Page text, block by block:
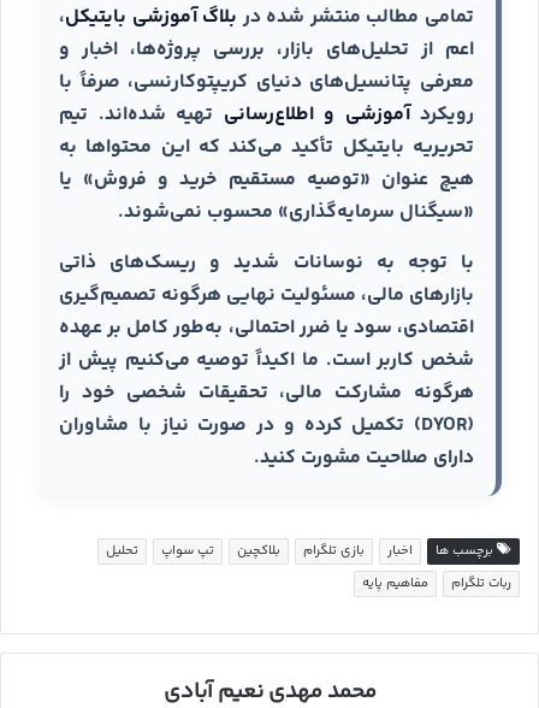
تمامی مطالب منتشر شده در بلاگ آموزشی بایتیکل،
اعم از تحلیل‌های بازار، بررسی پروژه‌ها، اخبار و
معرفی پتانسیل‌های دنیای کریپتوکارنسی، صرفاً با
رویکردآموزشی و اطلاع‌رسانی تهیه شده‌اند. تیم
تحریریه بایتیکل تأکید می‌کند که این محتواها به
هیچ عنوان «توصیه مستقیم خرید و فروش» یا
«سیگنال سرمایه‌گذاری» محسوب نمی‌شوند.
با توجه به نوسانات شدید و ریسک‌های ذاتی
بازارهای مالی، مسئولیت نهایی هرگونه تصمیم‌گیری
اقتصادی، سود یا ضرر احتمالی، به‌طور کامل بر عهده
شخص کاربر است. ما اکیداً توصیه می‌کنیم پیش از
هرگونه مشارکت مالی، تحقیقات شخصی خود را
(DYOR) تکمیل کرده و در صورت نیاز با مشاوران
دارای صلاحیت مشورت کنید.
برچسب ها اخبار بازی تلگرام بلاکچین تپ سواپ
تحلیل
ربات تلگرام
مفاهیم پایه
محمد مهدی نعیم آبادی